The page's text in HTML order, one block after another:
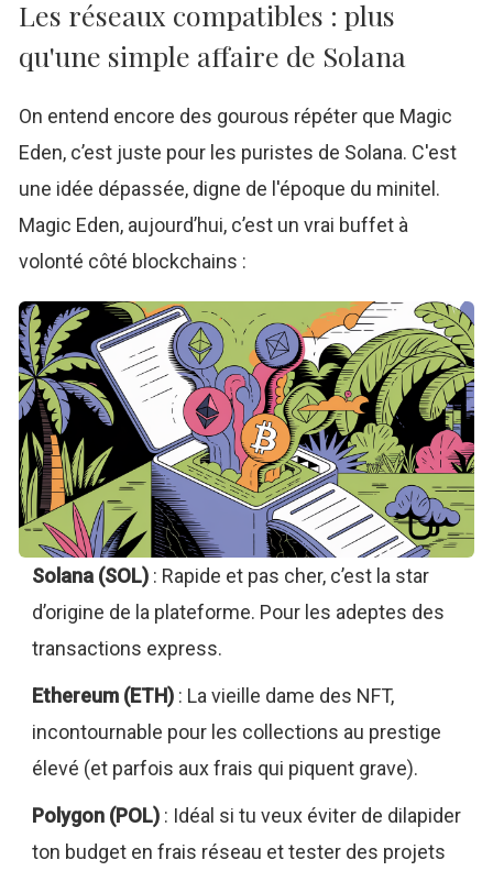
Les réseaux compatibles : plus
qu'une simple affaire de Solana
On entend encore des gourous répéter que Magic
Eden, c’est juste pour les puristes de Solana. C'est
une idée dépassée, digne de l'époque du minitel.
Magic Eden, aujourd’hui, c’est un vrai buffet à
volonté côté blockchains :
Solana (SOL) : Rapide et pas cher, c’est la star
d’origine de la plateforme. Pour les adeptes des
transactions express.
Ethereum (ETH) : La vieille dame des NFT,
incontournable pour les collections au prestige
élevé (et parfois aux frais qui piquent grave).
Polygon (POL) : Idéal si tu veux éviter de dilapider
ton budget en frais réseau et tester des projets